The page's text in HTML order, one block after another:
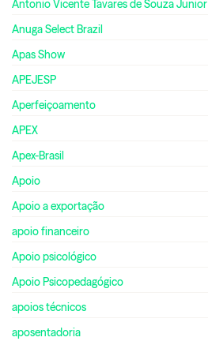
Antonio Vicente Tavares de Souza Junior
Anuga Select Brazil
Apas Show
APEJESP
Aperfeiçoamento
APEX
Apex-Brasil
Apoio
Apoio a exportação
apoio financeiro
Apoio psicológico
Apoio Psicopedagógico
apoios técnicos
aposentadoria